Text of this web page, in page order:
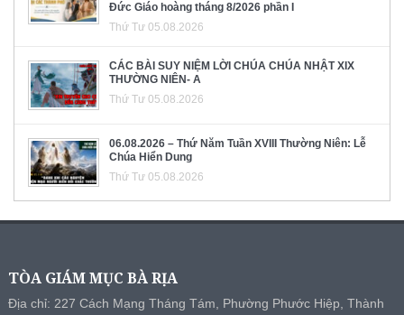
Đức Giáo hoàng tháng 8/2026 phần I
Thứ Tư 05.08.2026
CÁC BÀI SUY NIỆM LỜI CHÚA CHÚA NHẬT XIX
THƯỜNG NIÊN- A
Thứ Tư 05.08.2026
06.08.2026 – Thứ Năm Tuần XVIII Thường Niên: Lễ
Chúa Hiển Dung
Thứ Tư 05.08.2026
TÒA GIÁM MỤC BÀ RỊA
Địa chỉ: 227 Cách Mạng Tháng Tám, Phường Phước Hiệp, Thành